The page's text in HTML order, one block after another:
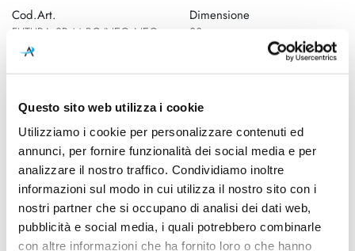
Questo sito web utilizza i cookie
Utilizziamo i cookie per personalizzare contenuti ed
annunci, per fornire funzionalità dei social media e per
analizzare il nostro traffico. Condividiamo inoltre
informazioni sul modo in cui utilizza il nostro sito con i
nostri partner che si occupano di analisi dei dati web,
pubblicità e social media, i quali potrebbero combinarle
con altre informazioni che ha fornito loro o che hanno
Cod.Art.
FUTURA SP M BC/NEO NEO
E27 DIM1
Dimensione
23cm
Hangar Design Group, 2015
230mm - H 440mm (H cavo
Sorgente luminosa
Lampadina Led
Potenza e attacco
Max 77W - E27
Lampadina
Esclusa
Dimmerazione
Dimmerabile